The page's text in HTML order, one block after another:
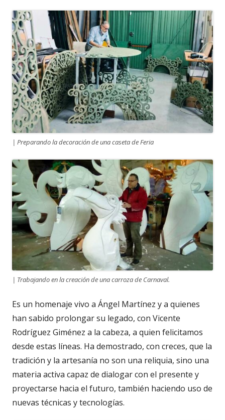
| Preparando la decoración de una caseta de Feria
| Trabajando en la creación de una carroza de Carnaval.
Es un homenaje vivo a Ángel Martínez y a quienes
han sabido prolongar su legado, con Vicente
Rodríguez Giménez a la cabeza, a quien felicitamos
desde estas líneas. Ha demostrado, con creces, que la
tradición y la artesanía no son una reliquia, sino una
materia activa capaz de dialogar con el presente y
proyectarse hacia el futuro, también haciendo uso de
nuevas técnicas y tecnologías.